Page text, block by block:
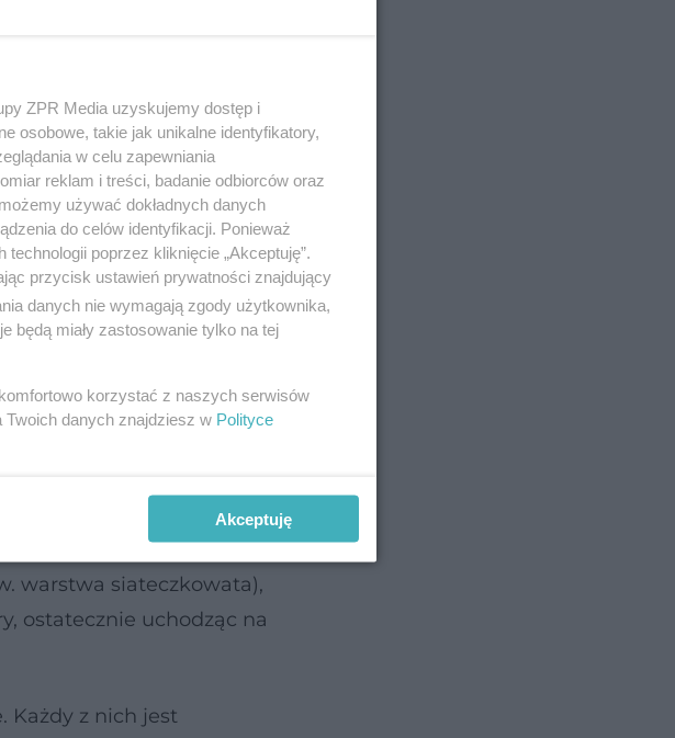
dwie zasadnicze
warstwa siateczkowata),
ostatecznie uchodząc na
Każdy z nich jest
ZPR Media uzyskujemy dostęp i
osobowe, takie jak unikalne identyfikatory,
w celu zapewniania
reklam i treści, badanie odbiorców oraz
używać dokładnych danych
do celów identyfikacji. Ponieważ
poprzez kliknięcie „Akceptuję”.
przycisk ustawień prywatności znajdujący
danych nie wymagają zgody użytkownika,
będą miały zastosowanie tylko na tej
korzystać z naszych serwisów
Twoich danych znajdziesz w Polityce
Akceptuję